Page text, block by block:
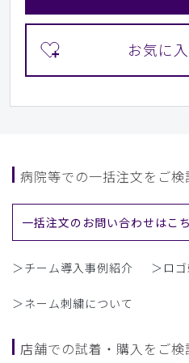
病院等での一括注文をご検
一括注文のお問い合わせはこ
＞チーム導入事例紹介 ＞ロ
＞ネーム刺繍について
店舗での試着・購入をご検